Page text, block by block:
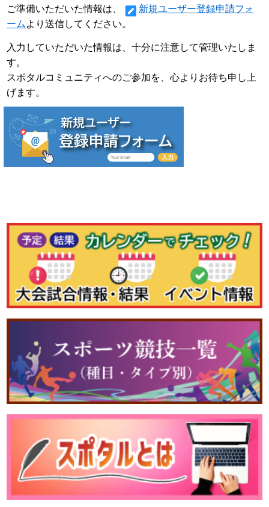
ご準備いただいた情報は、
新規ユーザー登録申請フォ
ームより送信してください。
入力していただいた情報は、十分に注意して管理いたしま
す。
スポタルコミュニティへのご参加を、心よりお待ち申し上
げます。